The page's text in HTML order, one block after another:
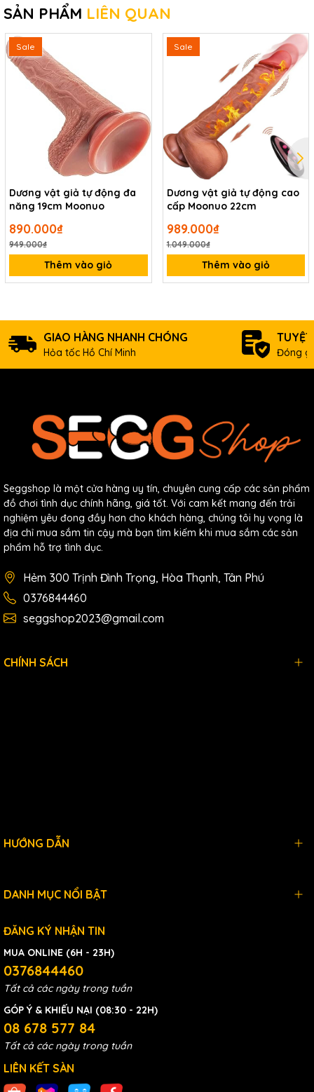
SẢN PHẨM LIÊN QUAN
Sale
Dương vật giả tự động đa
năng 19cm Moonuo
890.000₫
949.000₫
Thêm vào giỏ
Sale
Dương vật giả tự động cao
cấp Moonuo 22cm
989.000₫
1.049.000₫
Thêm vào giỏ
GIAO HÀNG NHANH CHÓNG
Hỏa tốc Hồ Chí Minh Đóng
Seggshop là một cửa hàng uy tín, chuyên cung cấp các sản phẩm
đồ chơi tình dục chính hãng, giá tốt. Với cam kết mang đến trải
nghiệm yêu đong đầy hơn cho khách hàng, chúng tôi hy vọng là
địa chỉ mua sắm tin cậy mà bạn tìm kiếm khi mua sắm các sản
phẩm hỗ trợ tình dục.
Hẻm 300 Trịnh Đình Trọng, Hòa Thạnh, Tân Phú
0376844460
seggshop2023@gmail.com
CHÍNH SÁCH
HƯỚNG DẪN
DANH MỤC NỔI BẬT
ĐĂNG KÝ NHẬN TIN
MUA ONLINE (6H - 23H)
0376844460
Tất cả các ngày trong tuần
GÓP Ý & KHIẾU NẠI (08:30 - 22H)
08 678 577 84
Tất cả các ngày trong tuần
LIÊN KẾT SÀN